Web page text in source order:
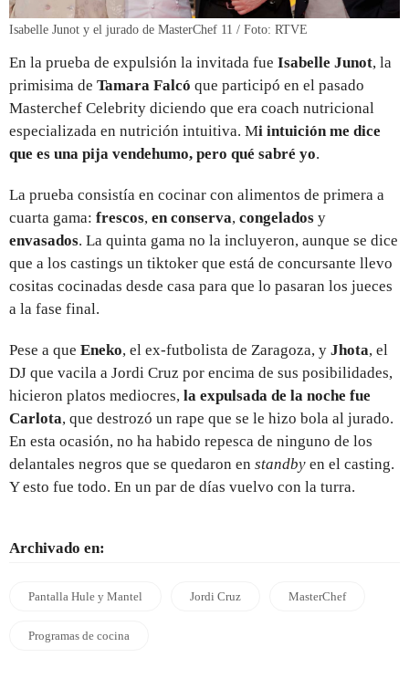
Isabelle Junot y el jurado de MasterChef 11 / Foto: RTVE
En la prueba de expulsión la invitada fue Isabelle Junot, la
primisima de Tamara Falcó que participó en el pasado
Masterchef Celebrity diciendo que era coach nutricional
especializada en nutrición intuitiva. Mi intuición me dice
que es una pija vendehumo, pero qué sabré yo.
La prueba consistía en cocinar con alimentos de primera a
cuarta gama: frescos, en conserva, congelados y
envasados. La quinta gama no la incluyeron, aunque se dice
que a los castings un tiktoker que está de concursante llevo
cositas cocinadas desde casa para que lo pasaran los jueces
a la fase final.
Pese a que Eneko, el ex-futbolista de Zaragoza, y Jhota, el
DJ que vacila a Jordi Cruz por encima de sus posibilidades,
hicieron platos mediocres, la expulsada de la noche fue
Carlota, que destrozó un rape que se le hizo bola al jurado.
En esta ocasión, no ha habido repesca de ninguno de los
delantales negros que se quedaron en standby en el casting.
Y esto fue todo. En un par de días vuelvo con la turra.
Archivado en:
Pantalla Hule y Mantel Jordi Cruz MasterChef
Programas de cocina